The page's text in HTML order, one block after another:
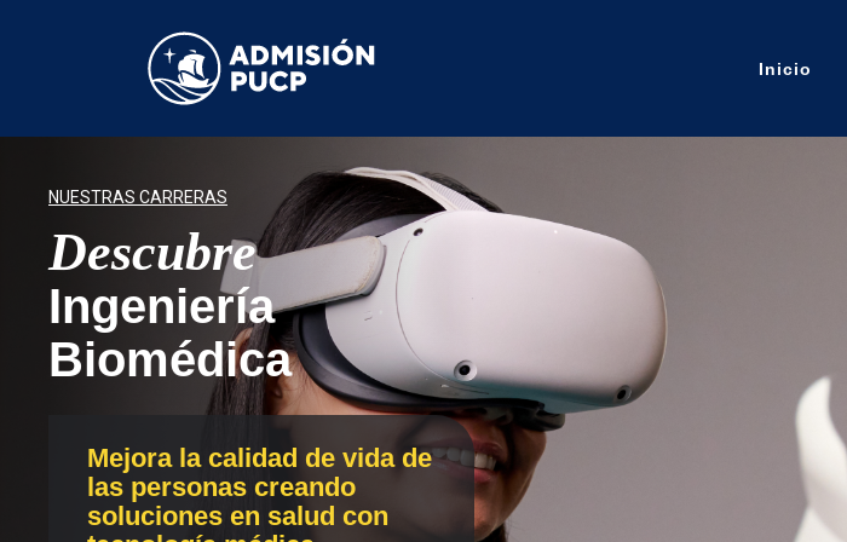
Inicio
NUESTRAS CARRERAS
Descubre
Ingeniería
Biomédica
Mejora la calidad de vida de
las personas creando
soluciones en salud con